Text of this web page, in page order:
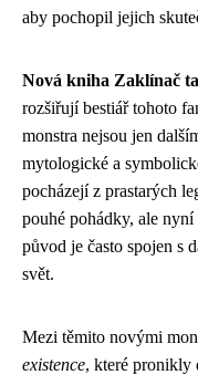
aby pochopil jejich
Nová kniha Zaklínač
rozšiřují bestiář tohoto
monstra nejsou jen
mytologické a
pocházejí z prastarých
pouhé pohádky, ale
původ je často spojen s
svět.
Mezi těmito novými
existence, které pronikly